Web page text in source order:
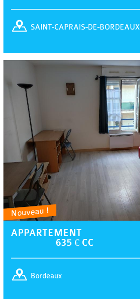
SAINT-CAPRAIS-DE-BORDEAUX
Nouveau !
APPARTEMENT
635 € CC
Bordeaux